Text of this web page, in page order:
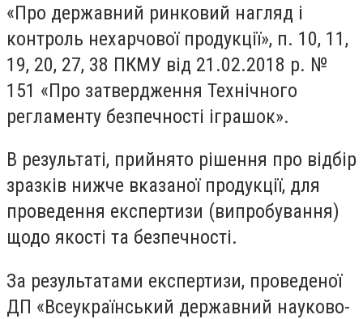
«Про державний ринковий нагляд і
контроль нехарчової продукції», п. 10, 11,
19, 20, 27, 38 ПКМУ від 21.02.2018 р. №
151 «Про затвердження Технічного
регламенту безпечності іграшок».
В результаті, прийнято рішення про відбір
зразків нижче вказаної продукції, для
проведення експертизи (випробування)
щодо якості та безпечності.
За результатами експертизи, проведеної
ДП «Всеукраїнський державний науково-